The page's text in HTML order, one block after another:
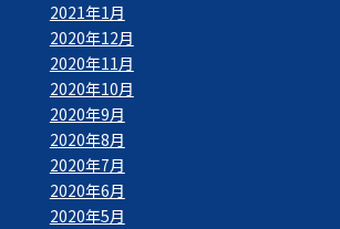
2021年1月
2020年12月
2020年11月
2020年10月
2020年9月
2020年8月
2020年7月
2020年6月
2020年5月